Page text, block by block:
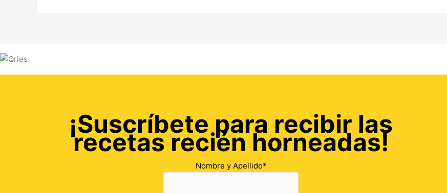
¡Suscríbete para recibir las
recetas recién horneadas!
Nombre y Apellido*